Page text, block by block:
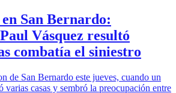
San Bernardo:
Vásquez resultó
combatía el siniestro
de San Bernardo este jueves, cuando un
varias casas y sembró la preocupación entre